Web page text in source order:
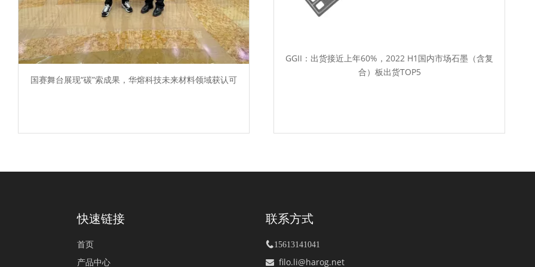
国赛舞台展现“碳”索成果，华熔科技未来材料领域获认可
GGII：出货接近上年60%，2022 H1国内市场石墨（含复
合）板出货TOP5
快速链接
首页
产品中心
联系方式
15613141041
 filo.li@harog.net